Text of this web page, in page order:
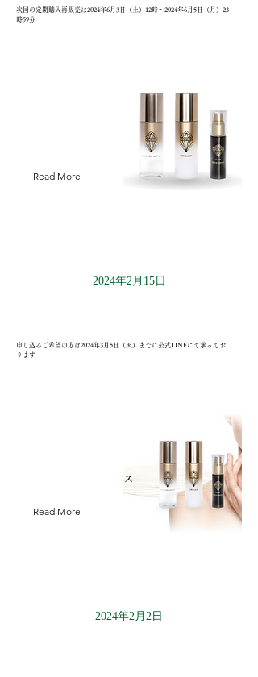
次回の定期購入再販売は2024年6月3日（土）12時〜2024年6月5日（月）23
時59分
Read More
2024年2月15日
申し込みご希望の方は2024年3月5日（火）までに公式LINEにて承ってお
ります
Read More
2024年2月2日